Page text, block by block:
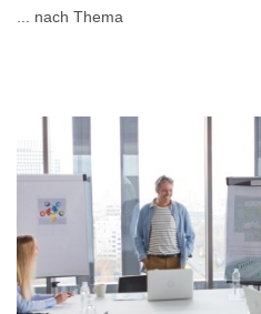
... nach Thema